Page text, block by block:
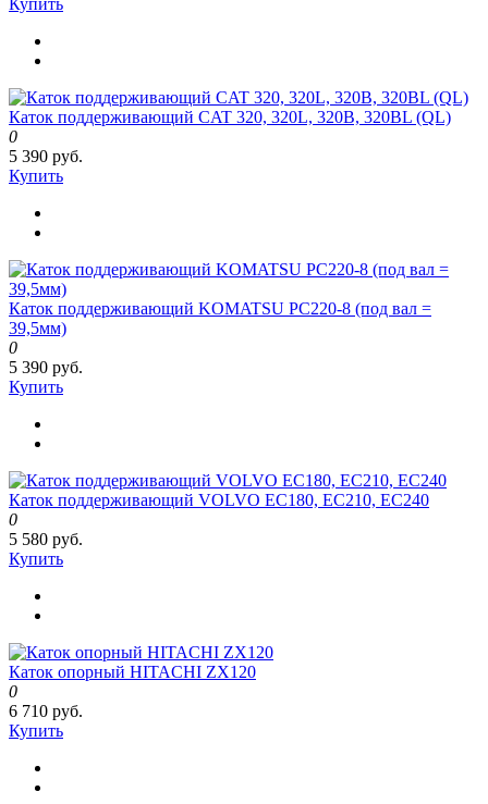
Каток поддерживающий CAT 320, 320L, 320B, 320BL (QL)
0
5 390 руб.
Купить
Каток поддерживающий KOMATSU PC220-8 (под вал =
39,5мм)
0
5 390 руб.
Купить
Каток поддерживающий VOLVO EC180, EC210, EC240
0
5 580 руб.
Купить
Каток опорный HITACHI ZX120
0
6 710 руб.
Купить